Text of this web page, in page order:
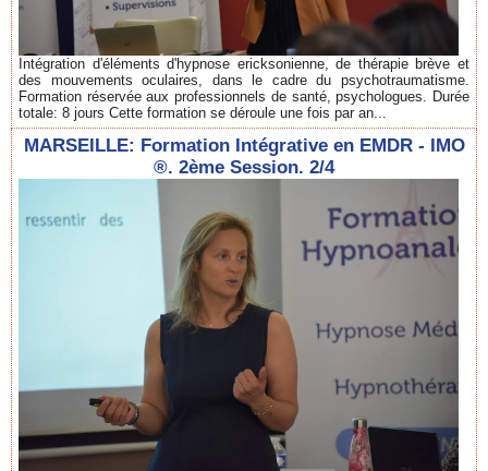
Intégration d'éléments d'hypnose ericksonienne, de thérapie brève et
des mouvements oculaires, dans le cadre du psychotraumatisme.
Formation réservée aux professionnels de santé, psychologues. Durée
totale: 8 jours Cette formation se déroule une fois par an...
MARSEILLE: Formation Intégrative en EMDR - IMO
®. 2ème Session. 2/4